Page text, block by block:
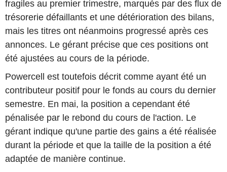
fragiles au premier trimestre, marqués par des flux de
trésorerie défaillants et une détérioration des bilans,
mais les titres ont néanmoins progressé après ces
annonces. Le gérant précise que ces positions ont
été ajustées au cours de la période.
Powercell est toutefois décrit comme ayant été un
contributeur positif pour le fonds au cours du dernier
semestre. En mai, la position a cependant été
pénalisée par le rebond du cours de l'action. Le
gérant indique qu'une partie des gains a été réalisée
durant la période et que la taille de la position a été
adaptée de manière continue.